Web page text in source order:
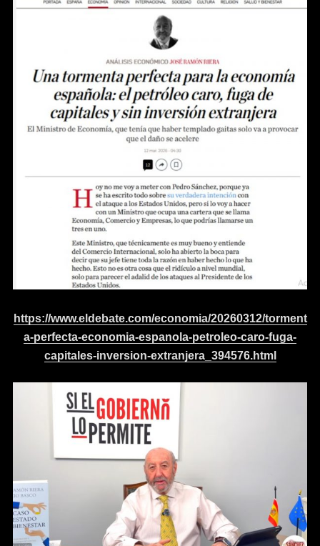
https://www.eldebate.com/economia/20260312/torment
a-perfecta-economia-espanola-petroleo-caro-fuga-
capitales-inversion-extranjera_394576.html